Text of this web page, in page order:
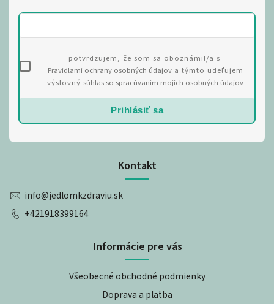
Kontakt
info@jedlomkzdraviu.sk
+421918399164
Informácie pre vás
Všeobecné obchodné podmienky
Doprava a platba
potvrdzujem, že som sa oboznámil/a s
Pravidlami ochrany osobných údajova týmto udeľujem
výslovný súhlas so spracúvaním mojich osobných údajov
Prihlásiť sa